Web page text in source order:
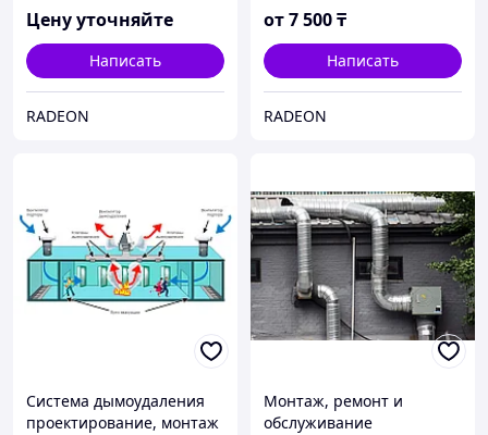
Цену уточняйте
Написать
RADEON
от7 500₸
Написать
RADEON
Система дымоудаления
проектирование, монтаж
Монтаж, ремонт и
обслуживание